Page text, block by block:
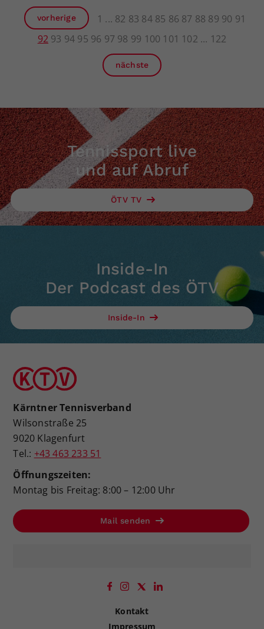
vorherige 1 82 83 84 85 86 87 88 89 90 91
92 93 94 95 96 97 98 99 100 101 102 122
nächste
Tennissport live
und auf Abruf
ÖTV TV
Inside-In
Der Podcast des ÖTV
Inside-In
Kärntner Tennisverband
Wilsonstraße 25
9020 Klagenfurt
Tel.: +43 463 233 51
Öffnungszeiten:
Montag bis Freitag: 8:00 – 12:00 Uhr
Mail senden
Kontakt
Impressum